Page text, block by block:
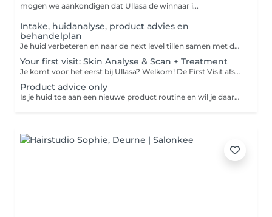
mogen we aankondigen dat Ullasa de winnaar i...
Intake, huidanalyse, product advies en
behandelplan
Je huid verbeteren en naar de next level tillen samen met de experts van Ullasa begint met het juiste huidplan! Tijdens deze eerste ontmoeting bespreken we al je wensen, meten en analyseren wij je huid d.m.v. een fotoscan met de Observ. Op basis van de analyse en jouw wensen maken we een behandelplan op maat. Wil je eerst even kort kennismaken met ons? Kies dan de opties gratis kennismaken.
Your first visit: Skin Analyse & Scan + Treatment
Je komt voor het eerst bij Ullasa? Welkom! De First Visit afspraak is de perfecte start voor een persoonlijk en effectief behandeltraject. Een doordachte aanpak begint immers bij een grondige voorbereiding. Tijdens deze afspraak analyseren we je huid met behulp van de geavanceerde Observ fotoscan (+/- 30 minuten). Op basis van de resultaten ontvang je direct aansluitend een op maat gemaakte behandeling van 25 - 45 of 60 minuten Afhankelijk van de gekozen tijdsduur. Wil je graag meteen een complete behandeling na je intake? Kies dan voor First visit: Scan & Product advice + 60min Facial
Product advice only
Is je huid toe aan een nieuwe product routine en wil je daarbij professioneel advies van onze huidexperts? Reserveer dan kosteloos product advies in onze agenda en wij maken samen met jou een productplan exclusief gebaseerd op de behoefte van jouw huid. Wij zijn exclusief partner van: Biologique Recherche, Skin Ceuticals, Hydropeptide & Cosmedix.